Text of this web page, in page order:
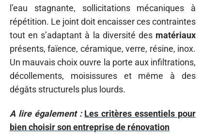
l’eau stagnante, sollicitations mécaniques à
répétition. Le joint doit encaisser ces contraintes
tout en s’adaptant à la diversité des matériaux
présents, faïence, céramique, verre, résine, inox.
Un mauvais choix ouvre la porte aux infiltrations,
décollements, moisissures et même à des
dégâts structurels plus lourds.
A lire également : Les critères essentiels pour
bien choisir son entreprise de rénovation